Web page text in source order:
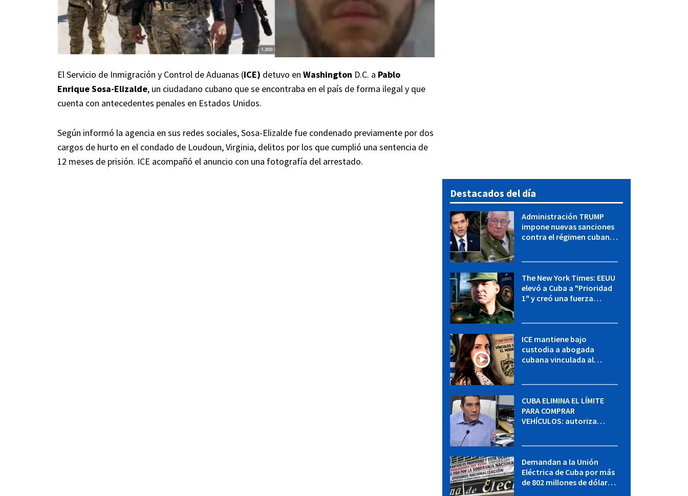
El Servicio de Inmigración y Control de Aduanas (ICE) detuvo en Washington D.C. a Pablo
Enrique Sosa-Elizalde, un ciudadano cubano que se encontraba en el país de forma ilegal y que
cuenta con antecedentes penales en Estados Unidos.
Según informó la agencia en sus redes sociales, Sosa-Elizalde fue condenado previamente por dos
cargos de hurto en el condado de Loudoun, Virginia, delitos por los que cumplió una sentencia de
12 meses de prisión. ICE acompañó el anuncio con una fotografía del arrestado.
Destacados del día
Administración TRUMP
impone nuevas sanciones
contra el régimen cubano:
The New York Times: EEUU
elevó a Cuba a "Prioridad
1" y creó una fuerza
ICE mantiene bajo
custodia a abogada
cubana vinculada al
CUBA ELIMINA EL LÍMITE
PARA COMPRAR
VEHÍCULOS: autoriza
Demandan a la Unión
Eléctrica de Cuba por más
de 802 millones de dólares